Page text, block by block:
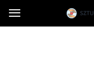
Sztukapielegnowania.pl